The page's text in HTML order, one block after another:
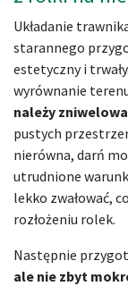
Układanie
starannego
estetyczny i
wyrównanie
należy
pustych
nierówna, darń
utrudnione
lekko zwałować,
rozłożeniu rolek.
Następnie
ale nie zbyt